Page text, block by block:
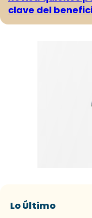
clave del
Lo Último